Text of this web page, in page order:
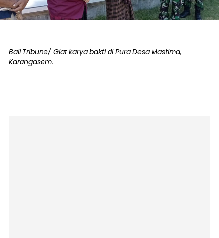
Bali Tribune/ Giat karya bakti di Pura Desa Mastima,
Karangasem.